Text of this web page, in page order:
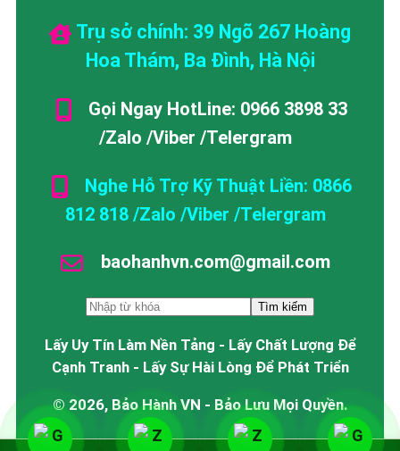
Trụ sở chính: 39 Ngõ 267 Hoàng
Hoa Thám, Ba Đình, Hà Nội
Gọi Ngay HotLine: 0966 3898 33
/Zalo /Viber /Telergram
Nghe Hỗ Trợ Kỹ Thuật Liền: 0866
812 818 /Zalo /Viber /Telergram
baohanhvn.com@gmail.com
Lấy Uy Tín Làm Nền Tảng - Lấy Chất Lượng Để
Cạnh Tranh - Lấy Sự Hài Lòng Để Phát Triển
© 2026, Bảo Hành VN - Bảo Lưu Mọi Quyền.